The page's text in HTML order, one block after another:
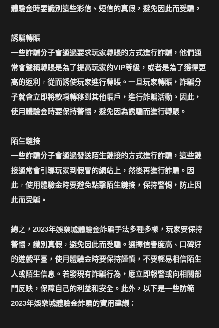
體驗金時要識別這些彩信、短信的真假，避免因此而受騙。
誘騙轉賬
一些詐騙分子會通過要求玩家轉賬的方式進行詐騙，他們通
常會聲稱轉賬是為了提高玩家的VIP等級，或者是為了獲得更
高的返利，從而誘使玩家進行轉賬。一旦玩家轉賬，詐騙分
子就會立即將款項轉移到其他帳戶，進行詐騙活動。因此，
使用體驗金時要保持警惕，避免因為誘騙而進行轉賬。
陌生鏈接
一些詐騙分子會通過發送陌生鏈接的方式進行詐騙，這些鏈
接通常會引導玩家到假冒的網站上，然後再進行詐騙。因
此，使用體驗金時要避免點擊陌生鏈接，保持警惕，防止因
此而受騙。
總之，2023年娛樂城體驗金詐騙手法多種多樣，玩家要保持
警惕，識別真假，避免因此而受騙。選擇信譽度高、口碑好
的遊戲平臺，使用體驗金時要保持謹慎，不要輕易相信陌生
人或陌生信息。若發現有詐騙行為，應立即報警或向相關部
門反映，保障自己的利益和安全。此外，以下是一些防範
2023年娛樂城體驗金詐騙的實用建議：